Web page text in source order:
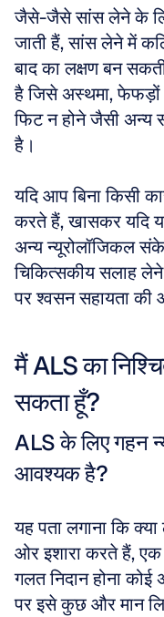
जैसे-जैसे सांस लेने के लिए
जाती हैं, सांस लेने में
बाद का लक्षण बन
है जिसे अस्थमा, फेफड़ों
फिट न होने जैसी
है।
यदि आप बिना किसी
करते हैं, खासकर यदि
अन्य न्यूरोलॉजिकल
चिकित्सकीय सलाह
पर श्वसन सहायता
मैं ALS का
सकता हूँ?
ALS के लिए गहन
आवश्यक है?
यह पता लगाना कि
ओर इशारा करते हैं, एक
गलत निदान होना कोई
पर इसे कुछ और मान